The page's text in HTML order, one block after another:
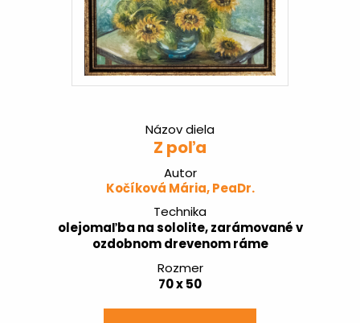
Názov diela
Z poľa
Autor
Kočíková Mária, PeaDr.
Technika
olejomaľba na sololite, zarámované v
ozdobnom drevenom ráme
Rozmer
70 x 50